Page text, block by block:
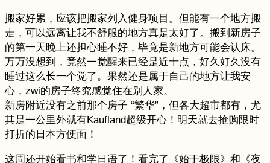
搬家好累，应该把搬家列入健身项目。但能有一个地方搬
走，可以远离让我不舒服的地方真是太好了。搬到新房子
的第一天晚上还担心睡不好，毕竟是新地方可能会认床。
万万没想到，竟然一觉醒来已经是近十点，好久好久没有
睡过这么长一个觉了。果然还是属于自己的地方让我安
心，zwi的房子终究感觉住在别人家。
新房附近没有之前那个房子 “繁华”，但各大超市都有，尤
其是一公里外就有Kaufland超级开心！明天就去抢购限时
打折的日本方便面！
这周还开始看书和学日语了！看完了《始于极限》和《夜